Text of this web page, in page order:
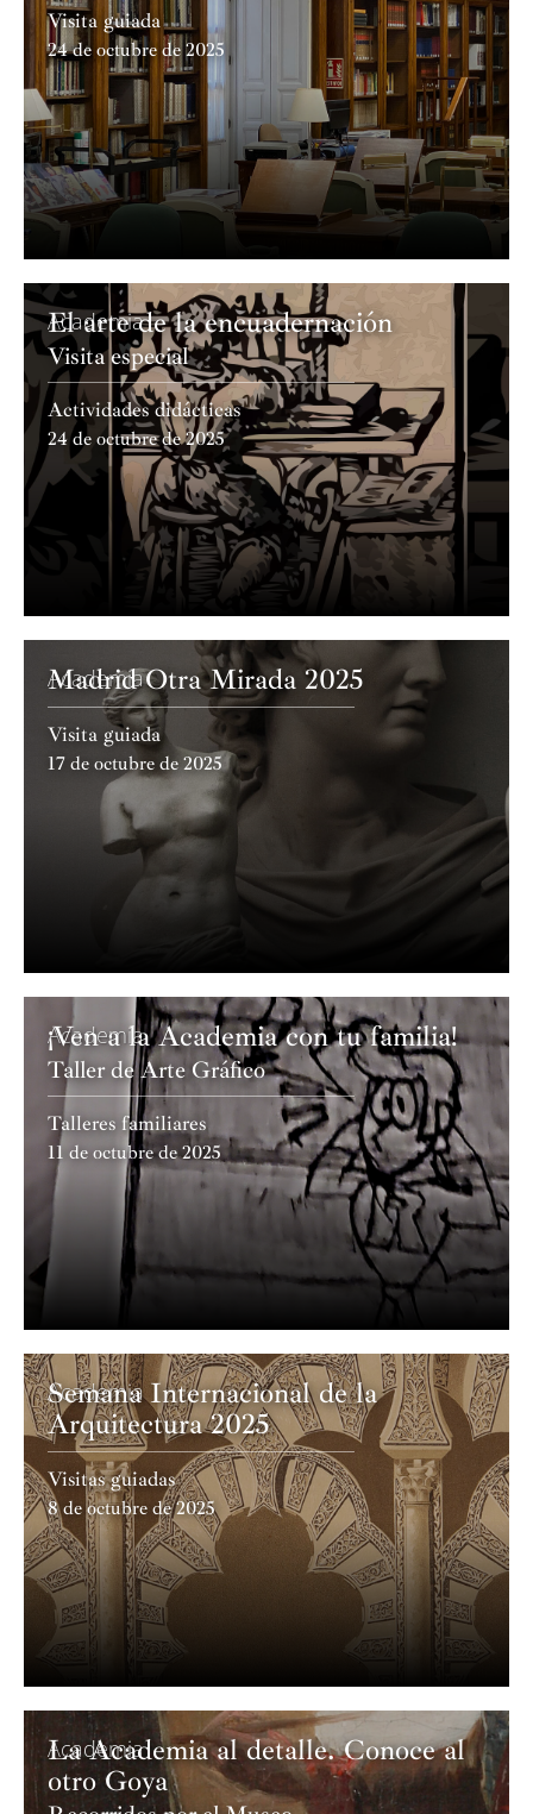
Visita guiada
24 de octubre de 2025
Academia
El arte de la encuadernación
Visita especial
Actividades didácticas
24 de octubre de 2025
Academia
Madrid Otra Mirada 2025
Visita guiada
17 de octubre de 2025
Academia
¡Ven a la Academia con tu familia!
Taller de Arte Gráfico
Talleres familiares
11 de octubre de 2025
Academia
Semana Internacional de la
Arquitectura 2025
Visitas guiadas
8 de octubre de 2025
Academia
La Academia al detalle. Conoce al
otro Goya